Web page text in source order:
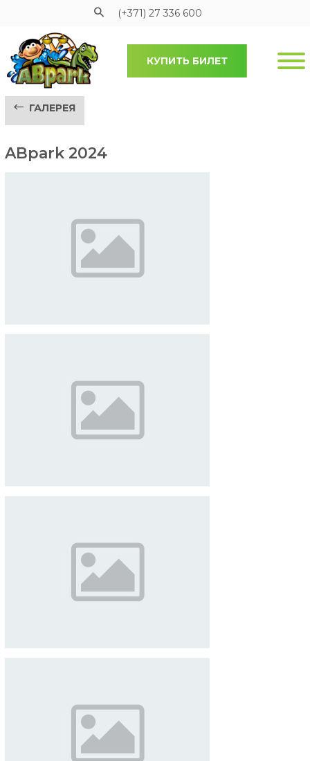
Pāriet uz galveno saturu
(+371) 27 336 600
КУПИТЬ БИЛЕТ
ГАЛЕРЕЯ
ABpark 2024